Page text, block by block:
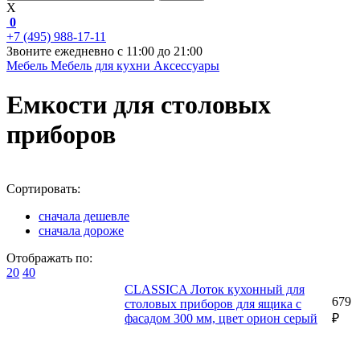
X
0
+7 (495) 988-17-11
Звоните ежедневно с 11:00 до 21:00
Мебель Мебель для кухни Аксессуары
Емкости для столовых
приборов
Сортировать:
сначала дешевле
сначала дороже
Отображать по:
20 40
CLASSICA Лоток кухонный для
столовых приборов для ящика c
фасадом 300 мм, цвет орион серый
679
₽